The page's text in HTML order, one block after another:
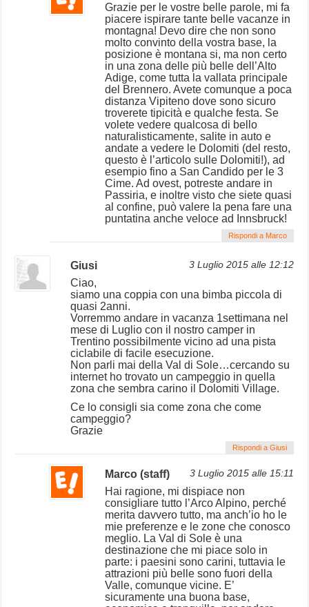
Grazie per le vostre belle parole, mi fa
piacere ispirare tante belle vacanze in
montagna! Devo dire che non sono
molto convinto della vostra base, la
posizione è montana si, ma non certo
in una zona delle più belle dell’Alto
Adige, come tutta la vallata principale
del Brennero. Avete comunque a poca
distanza Vipiteno dove sono sicuro
troverete tipicità e qualche festa. Se
volete vedere qualcosa di bello
naturalisticamente, salite in auto e
andate a vedere le Dolomiti (del resto,
questo è l’articolo sulle Dolomiti!), ad
esempio fino a San Candido per le 3
Cime. Ad ovest, potreste andare in
Passiria, e inoltre visto che siete quasi
al confine, può valere la pena fare una
puntatina anche veloce ad Innsbruck!
Rispondi a Marco
Giusi 3 Luglio 2015 alle 12:12
Ciao,
siamo una coppia con una bimba piccola di
quasi 2anni.
Vorremmo andare in vacanza 1settimana nel
mese di Luglio con il nostro camper in
Trentino possibilmente vicino ad una pista
ciclabile di facile esecuzione.
Non parli mai della Val di Sole…cercando su
internet ho trovato un campeggio in quella
zona che sembra carino il Dolomiti Village.
Ce lo consigli sia come zona che come
campeggio?
Grazie
Rispondi a Giusi
Marco (staff) 3 Luglio 2015 alle 15:11
Hai ragione, mi dispiace non
consigliare tutto l’Arco Alpino, perché
merita davvero tutto, ma anch’io ho le
mie preferenze e le zone che conosco
meglio. La Val di Sole è una
destinazione che mi piace solo in
parte: i paesini sono carini, tuttavia le
attrazioni più belle sono fuori della
Valle, comunque vicine. E’
sicuramente una buona base,